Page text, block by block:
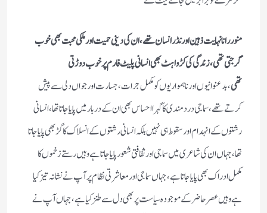
منور رانا نہایت ذہین اور نڈر انسان تھے،ان کی دینی حمیت اور ملکی محبت بھی خوب
گرجتی تھی،زندگی کی کڑواہٹ بھی انسانی پلیٹ فارم پر خوب دوڑتی
تھی،بدعنوانیوں اور ناہمواریوں کو مکمل جرات،جسارت اور جواں دلی سے پیش
کرتے تھے،سماجی دردمندی کا گہرا احساس بھی ان کے دربار میں پایا جاتا تھا،انسانی
رشتوں کے انہدام اور سقوط ہی نہیں بلکہ انسانی رشتوں کے انسلاک کا گڑ بھی پایا جاتا
تھا،جہاں ان کی شاعری میں سماجی اور ثقافتی شعور پایا جاتا ہے وہیں رستے زخموں کا
مکمل ادراک بھی پایا جاتا ہے، جہاں سماجی اور معاشرتی نظام پر آپ نے نشانہ تیز کیا
ہے وہیں عصر حاضر کے موجودہ سیاست پر بھی دل سے طنز کیا ہے،جہاں آپ نے